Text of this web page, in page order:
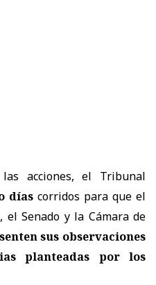
acciones, el Tribunal
días corridos para que el
el Senado y la Cámara de
sus observaciones
planteadas por los